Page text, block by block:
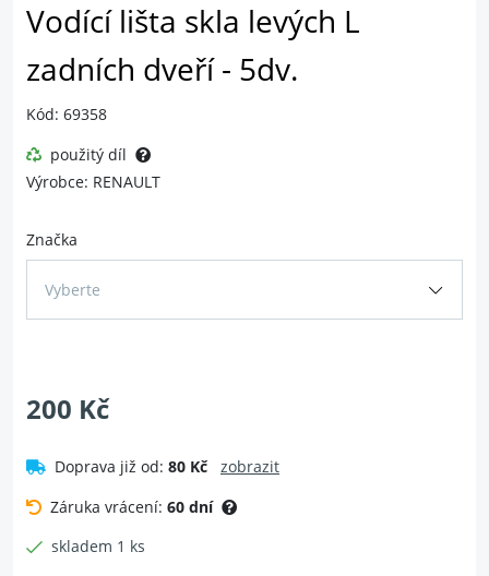
Vodící lišta skla levých L
zadních dveří - 5dv.
Kód: 69358
použitý díl
Výrobce: RENAULT
Značka
Vyberte
200 Kč
Doprava již od: 80 Kč
zobrazit
Záruka vrácení: 60 dní
skladem 1 ks